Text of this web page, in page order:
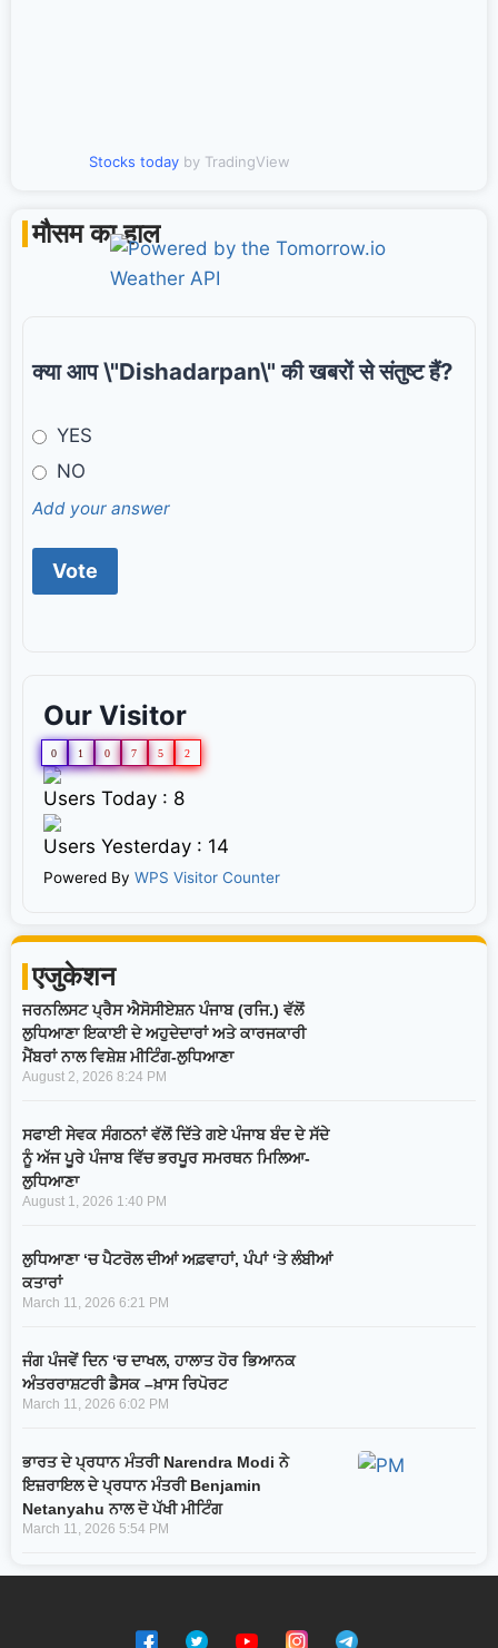
Stocks todayby TradingView
मौसम का हाल
क्या आप \"Dishadarpan\" की खबरों से संतुष्ट हैं?
YES
NO
Add your answer
Our Visitor
0 1 0 7 5 2
Users Today : 8
Users Yesterday : 14
Powered ByWPS Visitor Counter
एजुकेशन
ਜਰਨਲਿਸਟ ਪ੍ਰੈਸ ਐਸੋਸੀਏਸ਼ਨ ਪੰਜਾਬ (ਰਜਿ.) ਵੱਲੋਂ
ਲੁਧਿਆਣਾ ਇਕਾਈ ਦੇ ਅਹੁਦੇਦਾਰਾਂ ਅਤੇ ਕਾਰਜਕਾਰੀ
ਮੈਂਬਰਾਂ ਨਾਲ ਵਿਸ਼ੇਸ਼ ਮੀਟਿੰਗ-ਲੁਧਿਆਣਾ
August 2, 2026 8:24 PM
ਸਫਾਈ ਸੇਵਕ ਸੰਗਠਨਾਂ ਵੱਲੋਂ ਦਿੱਤੇ ਗਏ ਪੰਜਾਬ ਬੰਦ ਦੇ ਸੱਦੇ
ਨੂੰ ਅੱਜ ਪੂਰੇ ਪੰਜਾਬ ਵਿੱਚ ਭਰਪੂਰ ਸਮਰਥਨ ਮਿਲਿਆ-
ਲੁਧਿਆਣਾ
August 1, 2026 1:40 PM
ਲੁਧਿਆਣਾ ‘ਚ ਪੈਟਰੋਲ ਦੀਆਂ ਅਫ਼ਵਾਹਾਂ, ਪੰਪਾਂ ‘ਤੇ ਲੰਬੀਆਂ
ਕਤਾਰਾਂ
March 11, 2026 6:21 PM
ਜੰਗ ਪੰਜਵੇਂ ਦਿਨ ‘ਚ ਦਾਖਲ, ਹਾਲਾਤ ਹੋਰ ਭਿਆਨਕ
ਅੰਤਰਰਾਸ਼ਟਰੀ ਡੈਸਕ –ਖ਼ਾਸ ਰਿਪੋਰਟ
March 11, 2026 6:02 PM
ਭਾਰਤ ਦੇ ਪ੍ਰਧਾਨ ਮੰਤਰੀ Narendra Modi ਨੇ
ਇਜ਼ਰਾਇਲ ਦੇ ਪ੍ਰਧਾਨ ਮੰਤਰੀ Benjamin
Netanyahu ਨਾਲ ਦੋ ਪੱਖੀ ਮੀਟਿੰਗ
March 11, 2026 5:54 PM